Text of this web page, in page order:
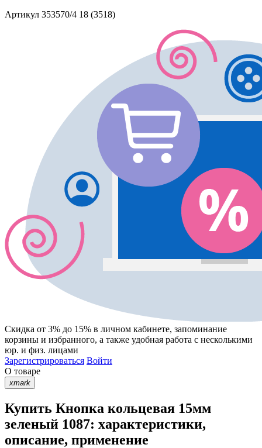
Артикул 353570/4 18 (3518)
Скидка от 3% до 15% в личном кабинете, запоминание
корзины и избранного, а также удобная работа с несколькими
юр. и физ. лицами
Зарегистрироваться Войти
О товаре
xmark
Купить Кнопка кольцевая 15мм
зеленый 1087: характеристики,
описание, применение